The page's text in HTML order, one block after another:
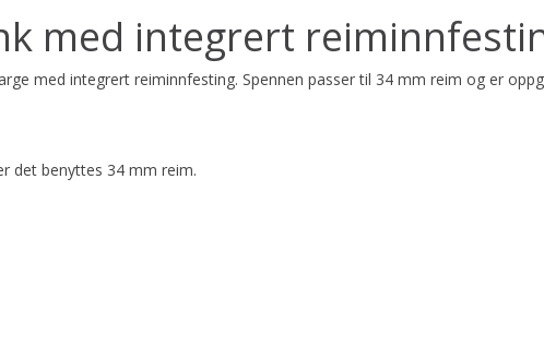
med integrert
med integrert reiminnfesting. Spennen passer til 34 mm reim og er
det benyttes 34 mm reim.